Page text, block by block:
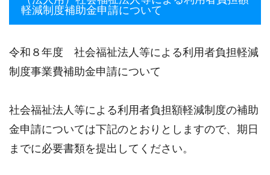
軽減制度補助金申請について
令和８年度 社会福祉法人等による利用者負担軽減
制度事業費補助金申請について
社会福祉法人等による利用者負担額軽減制度の補助
金申請については下記のとおりとしますので、期日
までに必要書類を提出してください。